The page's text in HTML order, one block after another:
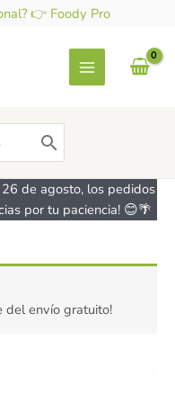
👉 Foody Pro
de agosto, los pedidos
por tu paciencia! 😊🌴
del envío gratuito!